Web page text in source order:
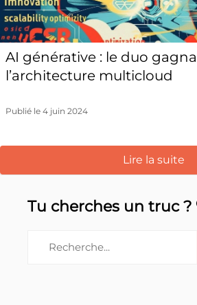
AI générative : le duo
l’architecture multicloud
Publié le 4 juin 2024
Lire la suite
Tu cherches un truc ?